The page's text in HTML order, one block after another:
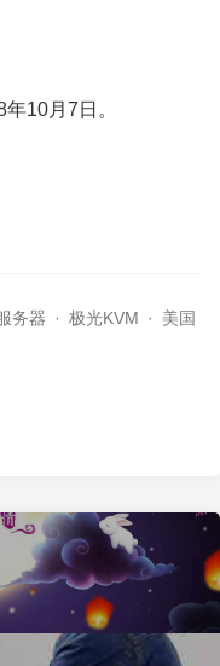
10月7日。
务器 · 极光KVM · 美国